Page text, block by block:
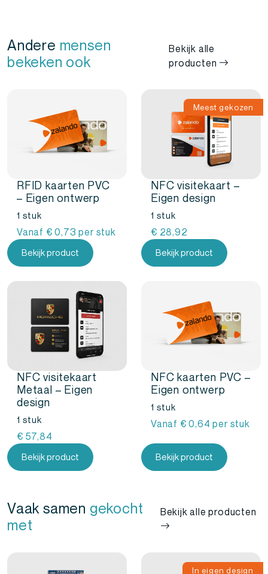
Andere mensen
bekeken ook
Bekijk alle
producten
RFID kaarten PVC
– Eigen ontwerp
1 stuk
Vanaf € 0,73per stuk
Bekijk product
Meest gekozen
NFC visitekaart –
Eigen design
1 stuk
€ 28,92
Bekijk product
NFC visitekaart
Metaal – Eigen
design
1 stuk
€ 57,84
Bekijk product
NFC kaarten PVC –
Eigen ontwerp
1 stuk
Vanaf € 0,64per stuk
Bekijk product
Vaak samen gekocht
met
Bekijk alle producten
In eigen design